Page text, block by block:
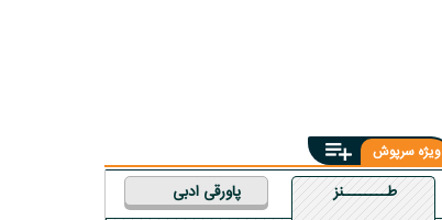
ویژه سرپوش
طــــــــنز پاورقی ادبی